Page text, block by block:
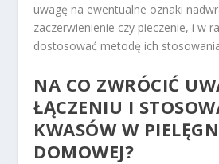
uwagę na ewentualne oznaki
zaczerwienienie czy pieczenie, i w
dostosować metodę ich
NA CO ZWRÓCIĆ
ŁĄCZENIU I
KWASÓW W
DOMOWEJ?